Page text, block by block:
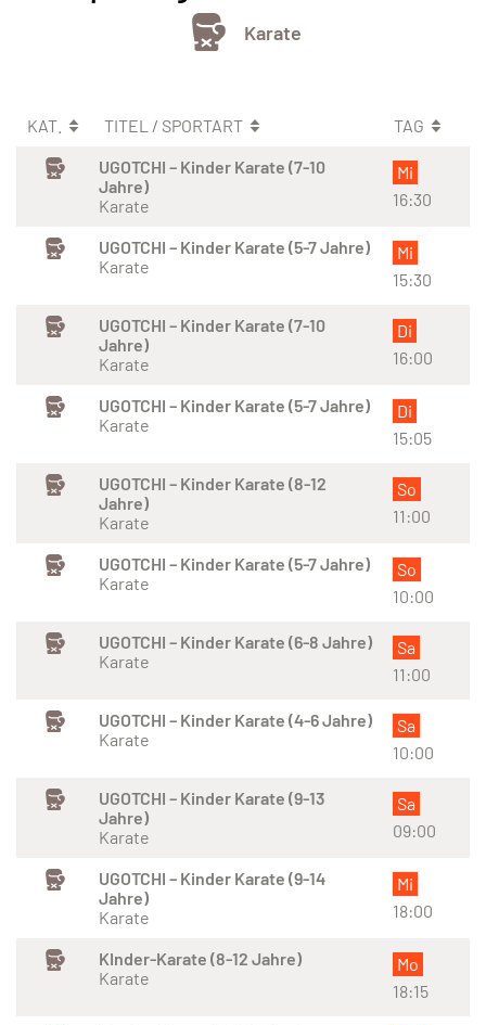
Karate
KAT. TITEL / SPORTART
TAG
UGOTCHI – Kinder Karate (7-10
Jahre)
Karate
Mi
16:30
UGOTCHI – Kinder Karate (5-7 Jahre)
Karate
Mi
15:30
UGOTCHI – Kinder Karate (7-10
Jahre)
Karate
Di
16:00
UGOTCHI – Kinder Karate (5-7 Jahre)
Karate
Di
15:05
UGOTCHI – Kinder Karate (8-12
Jahre)
Karate
So
11:00
UGOTCHI – Kinder Karate (5-7 Jahre)
Karate
So
10:00
UGOTCHI – Kinder Karate (6-8 Jahre)
Karate
Sa
11:00
UGOTCHI – Kinder Karate (4-6 Jahre)
Karate
Sa
10:00
UGOTCHI – Kinder Karate (9-13
Jahre)
Karate
Sa
09:00
UGOTCHI – Kinder Karate (9-14
Jahre)
Karate
Mi
18:00
KInder-Karate (8-12 Jahre)
Karate
Mo
18:15